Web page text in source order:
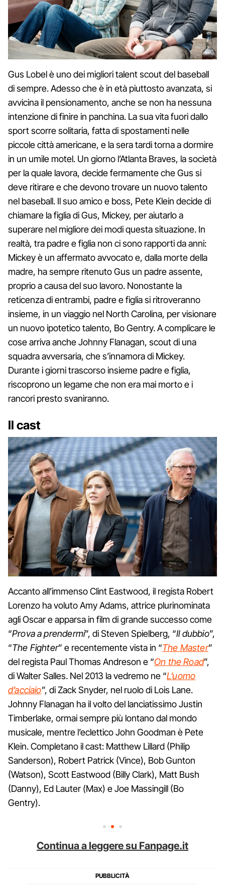
Gus Lobel è uno dei migliori talent scout del baseball
di sempre. Adesso che è in età piuttosto avanzata, si
avvicina il pensionamento, anche se non ha nessuna
intenzione di finire in panchina. La sua vita fuori dallo
sport scorre solitaria, fatta di spostamenti nelle
piccole città americane, e la sera tardi torna a dormire
in un umile motel. Un giorno l’Atlanta Braves, la società
per la quale lavora, decide fermamente che Gus si
deve ritirare e che devono trovare un nuovo talento
nel baseball. Il suo amico e boss, Pete Klein decide di
chiamare la figlia di Gus, Mickey, per aiutarlo a
superare nel migliore dei modi questa situazione. In
realtà, tra padre e figlia non ci sono rapporti da anni:
Mickey è un affermato avvocato e, dalla morte della
madre, ha sempre ritenuto Gus un padre assente,
proprio a causa del suo lavoro. Nonostante la
reticenza di entrambi, padre e figlia si ritroveranno
insieme, in un viaggio nel North Carolina, per visionare
un nuovo ipotetico talento, Bo Gentry. A complicare le
cose arriva anche Johnny Flanagan, scout di una
squadra avversaria, che s’innamora di Mickey.
Durante i giorni trascorso insieme padre e figlia,
riscoprono un legame che non era mai morto e i
rancori presto svaniranno.
Il cast
Accanto all’immenso Clint Eastwood, il regista Robert
Lorenzo ha voluto Amy Adams, attrice plurinominata
agli Oscar e apparsa in film di grande successo come
“Prova a prendermi”, di Steven Spielberg, “Il dubbio”,
“The Fighter” e recentemente vista in “The Master”
del regista Paul Thomas Andreson e “On the Road”,
di Walter Salles. Nel 2013 la vedremo ne “L’uomo
d’acciaio”, di Zack Snyder, nel ruolo di Lois Lane.
Johnny Flanagan ha il volto del lanciatissimo Justin
Timberlake, ormai sempre più lontano dal mondo
musicale, mentre l’eclettico John Goodman è Pete
Klein. Completano il cast: Matthew Lillard (Philip
Sanderson), Robert Patrick (Vince), Bob Gunton
(Watson), Scott Eastwood (Billy Clark), Matt Bush
(Danny), Ed Lauter (Max) e Joe Massingill (Bo
Gentry).
Continua a leggere su Fanpage.it